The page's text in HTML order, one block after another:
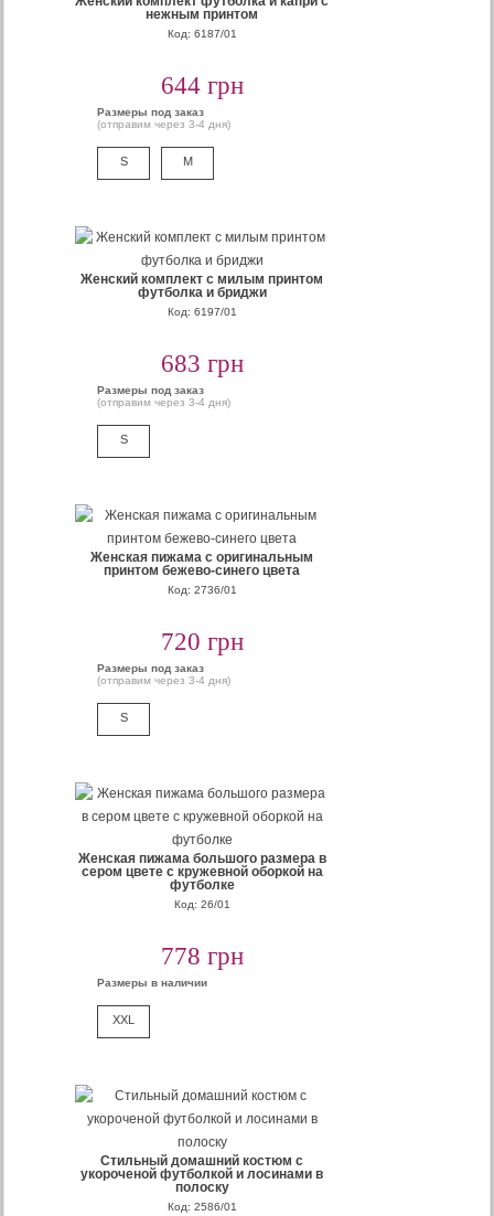
нежным принтом
Код: 6187/01
644 грн
Размеры под заказ
(отправим через 3-4 дня)
S M
Женский комплект с милым принтом
футболка и бриджи
Код: 6197/01
683 грн
Размеры под заказ
(отправим через 3-4 дня)
S
Женская пижама с оригинальным
принтом бежево-синего цвета
Код: 2736/01
720 грн
Размеры под заказ
(отправим через 3-4 дня)
S
Женская пижама большого размера в
сером цвете с кружевной оборкой на
футболке
Код: 26/01
778 грн
Размеры в наличии
XXL
Cтильный домашний костюм с
укороченой футболкой и лосинами в
полоску
Код: 2586/01